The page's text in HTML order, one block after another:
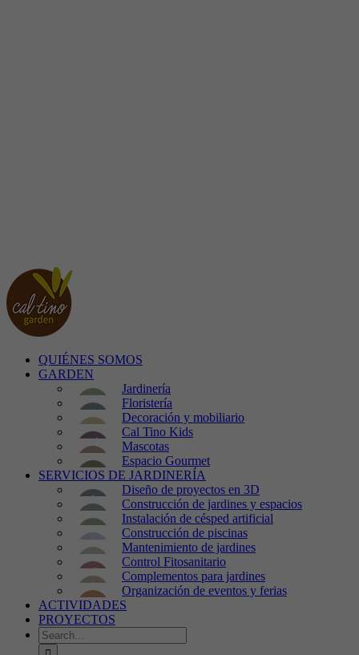
QUIÉNES SOMOS
GARDEN
Jardinería
Floristería
Decoración y mobiliario
Cal Tino Kids
Mascotas
Espacio Gourmet
SERVICIOS DE JARDINERÍA
Diseño de proyectos en 3D
Construcción de jardines y espacios
Instalación de césped artificial
Construcción de piscinas
Mantenimiento de jardines
Control Fitosanitario
Complementos para jardines
Organización de eventos y ferias
ACTIVIDADES
PROYECTOS
Search
for: